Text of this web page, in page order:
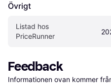
Övrigt
Listad hos
PriceRunner
Feedback
Informationen ovan kommer